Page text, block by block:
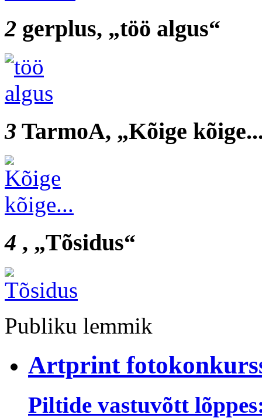
2 gerplus, „töö algus“
3 TarmoA, „Kõige
4 , „Tõsidus“
Publiku lemmik
Artprint
Piltide vastuvõtt